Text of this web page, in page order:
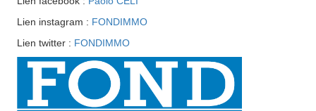
Lien instagram : FONDIMMO
Lien twitter : FONDIMMO